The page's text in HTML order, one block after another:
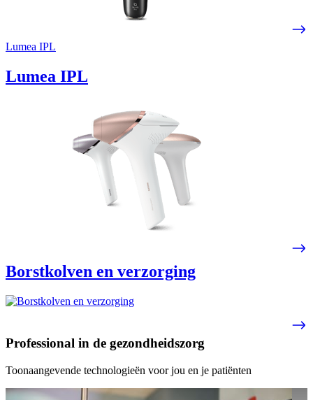
Lumea IPL
Lumea IPL
Borstkolven en verzorging
Professional in de gezondheidszorg
Toonaangevende technologieën voor jou en je patiënten